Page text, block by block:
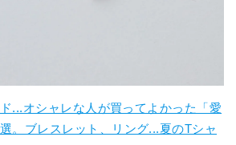
...オシャレな人が買ってよかった「愛
。ブレスレット、リング...夏のTシャ